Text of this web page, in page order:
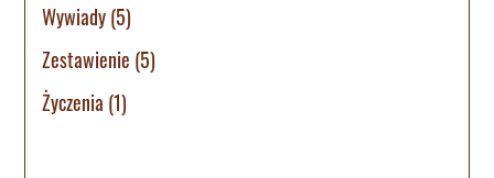
Wywiady(5)
Zestawienie (5)
Życzenia (1)